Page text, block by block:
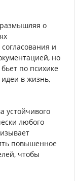
о
и
но
по психике
в жизнь,
устойчивого
любого
повышенное
чтобы